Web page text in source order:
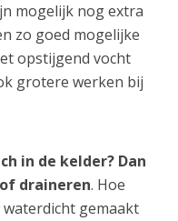
mogelijk nog extra
zo goed mogelijke
opstijgend vocht
grotere werken bij
in de kelder? Dan
of draineren. Hoe
gemaakt